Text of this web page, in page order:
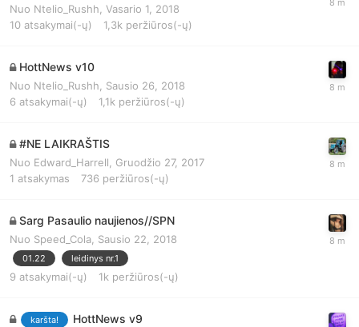
Nuo Ntelio_Rushh Vasario 1, 2018
10 atsakymai(-ų) 1,3k peržiūros(-ų)
HottNews v10
Nuo Ntelio_Rushh
Sausio 26, 2018
6 atsakymai(-ų) 1,1k peržiūros(-ų)
#NE LAIKRAŠTIS
Nuo Edward_Harrell
Gruodžio 27, 2017
1 atsakymas 736 peržiūros(-ų)
Sarg Pasaulio naujienos//SPN
Nuo Speed_Cola Sausio 22, 2018
01.22 leidinys nr.1
9 atsakymai(-ų) 1k peržiūros(-ų)
karšta! HottNews v9